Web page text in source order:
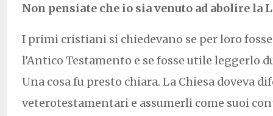
Non pensiate che io sia venuto ad abolire la
I primi cristiani si chiedevano se per loro
l’Antico Testamento e se fosse utile leggerlo
Una cosa fu presto chiara. La Chiesa doveva
veterotestamentari e assumerli come suoi